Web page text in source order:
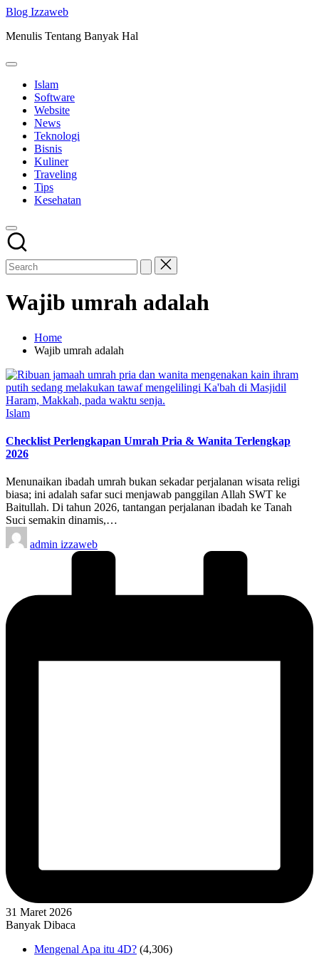
Skip
content
Blog Izzaweb
Menulis Tentang Banyak Hal
Islam
Software
Website
News
Teknologi
Bisnis
Kuliner
Traveling
Tips
Kesehatan
Wajib umrah adalah
Home
Wajib umrah adalah
Posted
Islam
Checklist Perlengkapan Umrah Pria & Wanita Terlengkap
2026
Menunaikan ibadah umrah bukan sekadar perjalanan wisata religi
biasa; ini adalah safar suci menjawab panggilan Allah SWT ke
Baitullah. Di tahun 2026, tantangan perjalanan ibadah ke Tanah
Suci semakin dinamis,…
Posted
by
admin izzaweb
31 Maret 2026
Banyak Dibaca
Mengenal Apa itu 4D? (4,306)